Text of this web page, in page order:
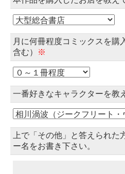
月に何冊程度コミックスを購
含む）
※
一番好きなキャラクターを教
上で「その他」と答えられた
ー名をお書き下さい。